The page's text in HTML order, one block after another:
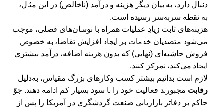
دنبال دارد، به بیان دیگر هزینه‌ و درآمد (ناخالص) در این مثال،
به نقطه سربه‌سر رسیده است.
هزینه‌های ثابت زیادِ عملیات همراه با نوسان‌های فصلی‌، موجب
می‌شود متصدیان خدمات بر ایجاد افزایش تقاضا، به‎ خصوص
فروش حاشیه‌ای (نهایی) که بدون هزینه اضافه، درآمد بیشتری
ایجاد می‌کند، تمرکز کنند.
لازم است بدانیم بیشتر کسب ‎وکارهای بزرگ‎ مقیاس، به‌دلیل
رقابت مجبورند فعالیت خود را با سود بسیار کم ادامه دهند. جوّ
حاکم بر دفاتر بازاریابی صنعت گردشگری در آمریکا را پس از